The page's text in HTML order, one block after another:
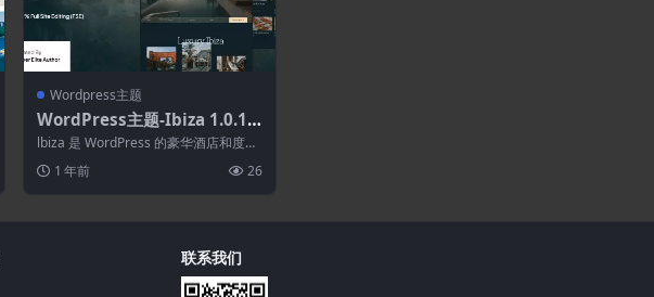
Wordpress主题
WordPress主题-Ibiza 1.0.1–
豪华酒店及度假村FSE WordPr
ess主题
lbiza 是 WordPress 的豪华酒店和度假
1 年前 26
联系我们